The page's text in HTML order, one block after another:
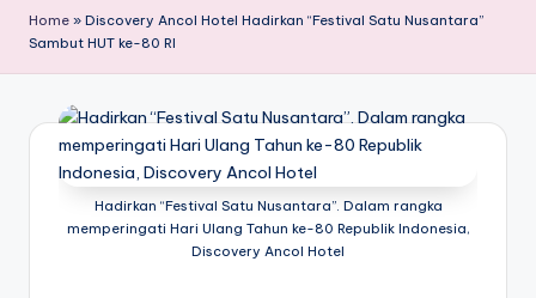
o
-
W
o
m
Home » Discovery Ancol Hotel Hadirkan “Festival Satu Nusantara”
Sambut HUT ke-80 RI
Hadirkan “Festival Satu Nusantara”. Dalam rangka
memperingati Hari Ulang Tahun ke-80 Republik Indonesia,
Discovery Ancol Hotel